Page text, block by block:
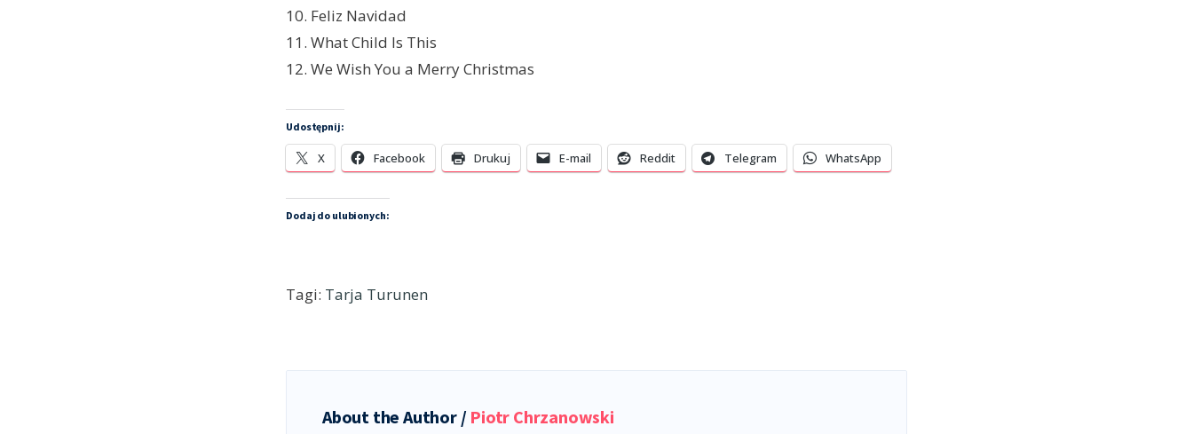
10. Feliz Navidad
11. What Child Is This
12. We Wish You a Merry Christmas
Udostępnij:
X Facebook Drukuj E-mail Reddit Telegram WhatsApp
Dodaj do ulubionych:
Tagi: Tarja Turunen
About the Author / Piotr Chrzanowski